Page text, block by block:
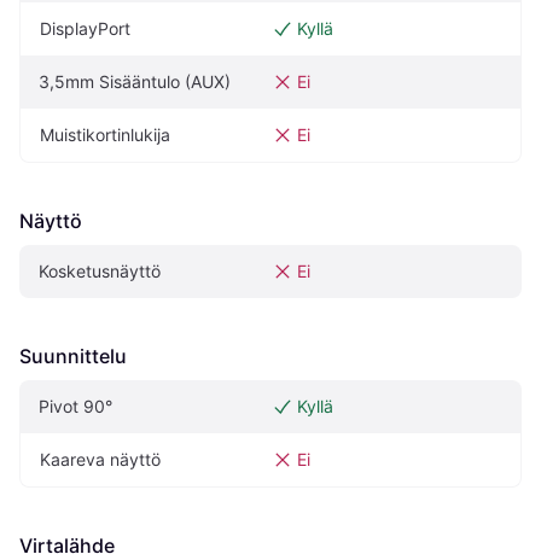
DisplayPort Kyllä
3,5mm Sisääntulo (AUX) Ei
Muistikortinlukija Ei
Näyttö
Kosketusnäyttö Ei
Suunnittelu
Pivot‎ 90°‎ Kyllä
Kaareva näyttö Ei
Virtalähde